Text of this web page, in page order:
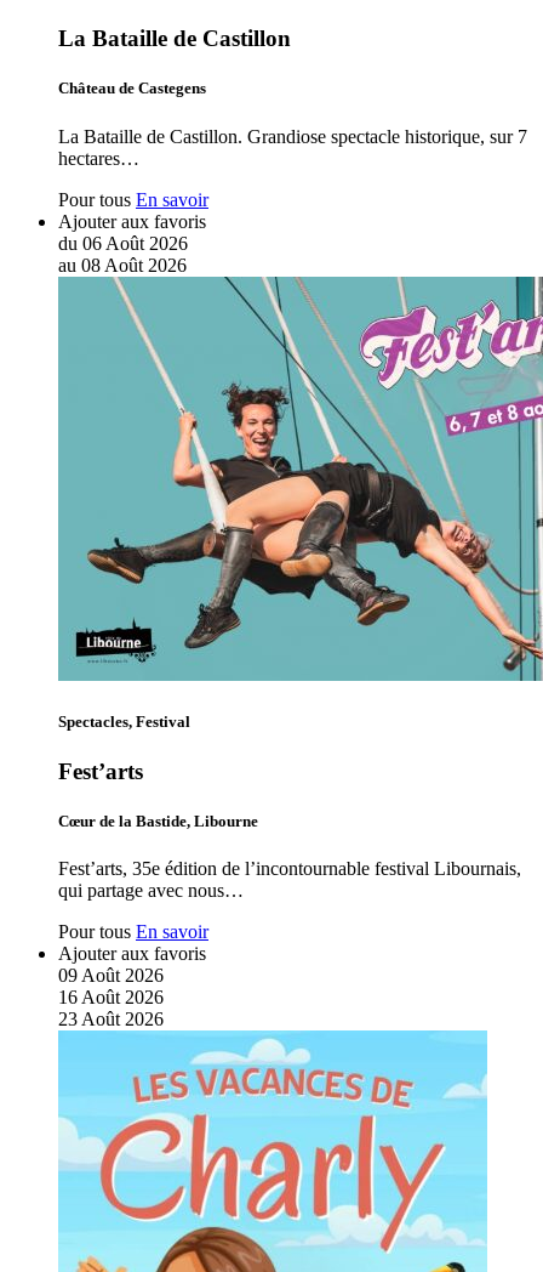
La Bataille de Castillon
Château de Castegens
La Bataille de Castillon. Grandiose spectacle historique, sur 7
hectares…
Pour tous En savoir
Ajouter aux favoris
du 06 Août 2026
au 08 Août 2026
Spectacles, Festival
Fest’arts
Cœur de la Bastide, Libourne
Fest’arts, 35e édition de l’incontournable festival Libournais,
qui partage avec nous…
Pour tous En savoir
Ajouter aux favoris
09 Août 2026
16 Août 2026
23 Août 2026